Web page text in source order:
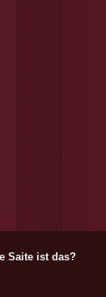
Saite ist das?